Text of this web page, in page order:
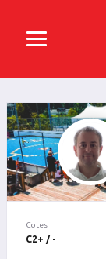
Cotes
C2+ / -